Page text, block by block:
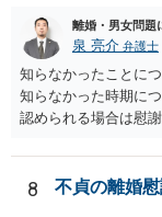
離婚・男女問題
泉 亮介 弁護士
知らなかったことに
知らなかった時期に
認められる場合は慰
観的な事実かは不明
いたことが証明でき
配偶者からの慰謝料
8 不貞の離婚